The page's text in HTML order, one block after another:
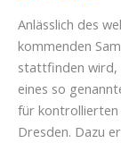
Anlässlich des
kommenden
stattfinden wird,
eines so
für kontrollierten
Dresden. Dazu